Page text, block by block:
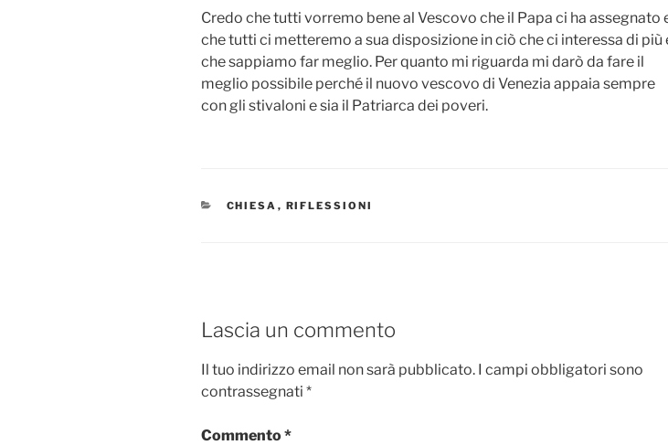
Credo che tutti vorremo bene al Vescovo che il Papa ci ha assegnato
che tutti ci metteremo a sua disposizione in ciò che ci interessa di più
che sappiamo far meglio. Per quanto mi riguarda mi darò da fare il
meglio possibile perché il nuovo vescovo di Venezia appaia sempre
con gli stivaloni e sia il Patriarca dei poveri.
CATEGORIE
CHIESA , RIFLESSIONI
Lascia un commento
Il tuo indirizzo email non sarà pubblicato. I campi obbligatori sono
contrassegnati *
Commento*